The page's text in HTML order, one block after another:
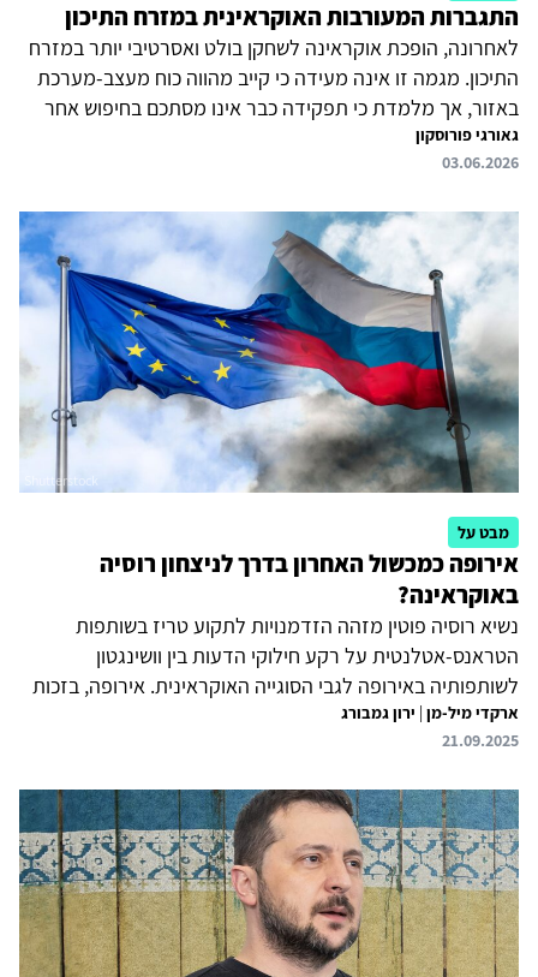
התגברות המעורבות האוקראינית במזרח התיכון
לאחרונה, הופכת אוקראינה לשחקן בולט ואסרטיבי יותר במזרח
התיכון. מגמה זו אינה מעידה כי קייב מהווה כוח מעצב-מערכת
באזור, אך מלמדת כי תפקידה כבר אינו מסתכם בחיפוש אחר
סיוע וסולידריות פוליטית. על רקע המלחמה באיראן, אוקראינה
מציעה למדינות האזור ניסיון מבצעי פרקטי וייחודי בהתמודדות
אינטרסים רוסיים בלוגיסטיקה ימית, לרבות במרחב הים התיכון
ומול ישראל. לפיכך, הנושא האוקראיני הופך לחלק מסדר היום
המזרח-תיכוני גם במישור האופרטיבי, ועל ישראל להתחשב בכך:
לצמצם חיכוכים בלתי נחוצים ולמצות את...
גאורגי פורוסקון
03.06.2026
מבט על
אירופה כמכשול האחרון בדרך לניצחון רוסיה
באוקראינה?
נשיא רוסיה פוטין מזהה הזדמנויות לתקוע טריז בשותפות
הטראנס-אטלנטית על רקע חילוקי הדעות בין וושינגטון
לשותפותיה באירופה לגבי הסוגייה האוקראינית. אירופה, בזכות
קרבתה הגיאוגרפית לאוקראינה ולרוסיה, עוצמתה הכלכלית
ותמיכתה הגורפת באוקראינה ובכלל זאת נכונות לספק לה סיוע
יעדיה במלחמה. על רקע זה רוסיה מחריפה את הרטוריקה כלפי
אירופה ואף מסלימה את פעילותה הצבאית, דוגמת זו שבוצעה
בימים האחרונים נגד פולין, רומניה ואסטוניה.
ארקדי מיל-מן | ירון גמבורג
21.09.2025